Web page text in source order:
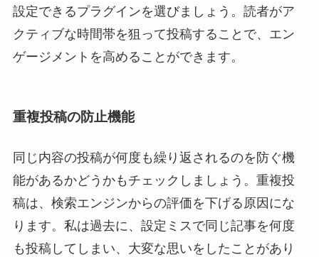
設定できるプラグインを選びましょう。読者がア
クティブな時間帯を狙って投稿することで、エン
ゲージメントを高めることができます。
重複投稿の防止機能
同じ内容の投稿が何度も繰り返されるのを防ぐ機
能があるかどうかもチェックしましょう。重複投
稿は、検索エンジンからの評価を下げる原因にな
ります。私は過去に、設定ミスで同じ記事を何度
も投稿してしまい、大変な思いをしたことがあり